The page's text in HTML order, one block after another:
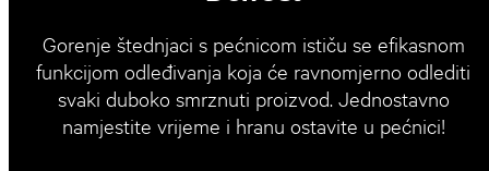
Gorenje štednjaci s pećnicom ističu se efikasnom
funkcijom odleđivanja koja će ravnomjerno odlediti
svaki duboko smrznuti proizvod. Jednostavno
namjestite vrijeme i hranu ostavite u pećnici!